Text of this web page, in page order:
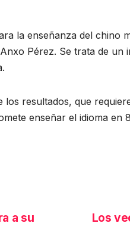
la enseñanza del chino
Pérez. Se trata de un
los resultados, que
enseñar el idioma en
Los
a su